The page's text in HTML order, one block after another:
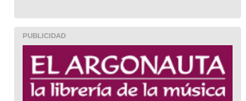
PUBLICIDAD